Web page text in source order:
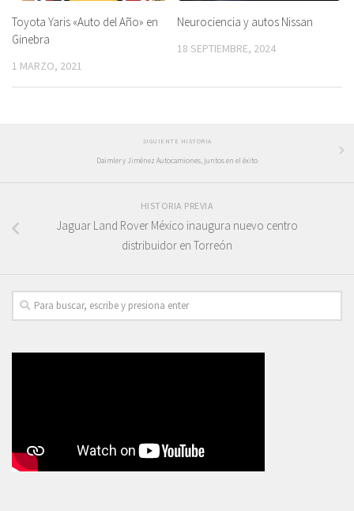
Toyota Yaris «Auto del Año» en
Ginebra
1 MARZO, 2021
Neurociencia y autos Nissan
18 SEPTIEMBRE, 2024
SIGUIENTE HISTORIA
Daimler y Jiménez Autocamiones, juntos en el éxito
HISTORIA PREVIA
Jaguar Land Rover México inaugura nuevo centro
distribuidor en Torreón